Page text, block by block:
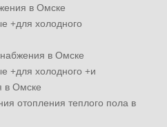
в Омске
+для холодного
в Омске
+для холодного +и
в Омске
отопления теплого пола в